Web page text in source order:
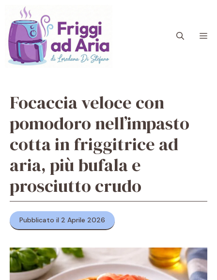
contenuto
Focaccia veloce con
pomodoro nell’impasto
cotta in friggitrice ad
aria, più bufala e
prosciutto crudo
Pubblicato il 2 Aprile 2026